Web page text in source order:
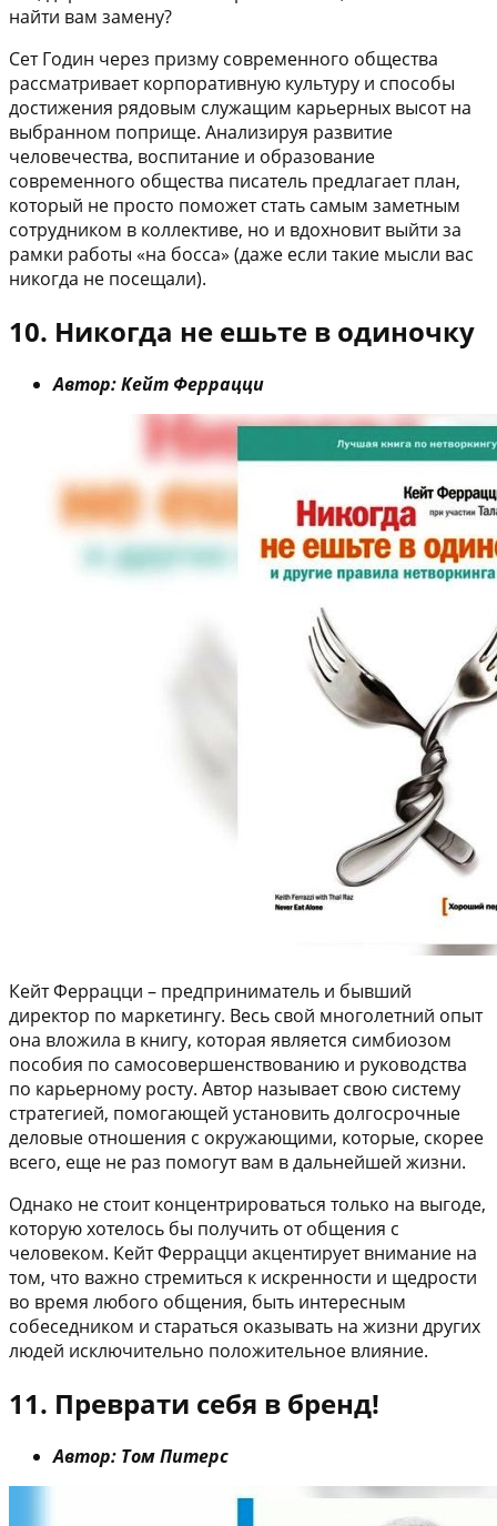
найти вам замену?
Сет Годин через призму современного общества
рассматривает корпоративную культуру и способы
достижения рядовым служащим карьерных высот на
выбранном поприще. Анализируя развитие
человечества, воспитание и образование
современного общества писатель предлагает план,
который не просто поможет стать самым заметным
сотрудником в коллективе, но и вдохновит выйти за
рамки работы «на босса» (даже если такие мысли вас
никогда не посещали).
10. Никогда не ешьте в одиночку
Автор: Кейт Феррацци
Кейт Феррацци – предприниматель и бывший
директор по маркетингу. Весь свой многолетний опыт
она вложила в книгу, которая является симбиозом
пособия по самосовершенствованию и руководства
по карьерному росту. Автор называет свою систему
стратегией, помогающей установить долгосрочные
деловые отношения с окружающими, которые, скорее
всего, еще не раз помогут вам в дальнейшей жизни.
Однако не стоит концентрироваться только на выгоде,
которую хотелось бы получить от общения с
человеком. Кейт Феррацци акцентирует внимание на
том, что важно стремиться к искренности и щедрости
во время любого общения, быть интересным
собеседником и стараться оказывать на жизни других
людей исключительно положительное влияние.
11. Преврати себя в бренд!
Автор: Том Питерс